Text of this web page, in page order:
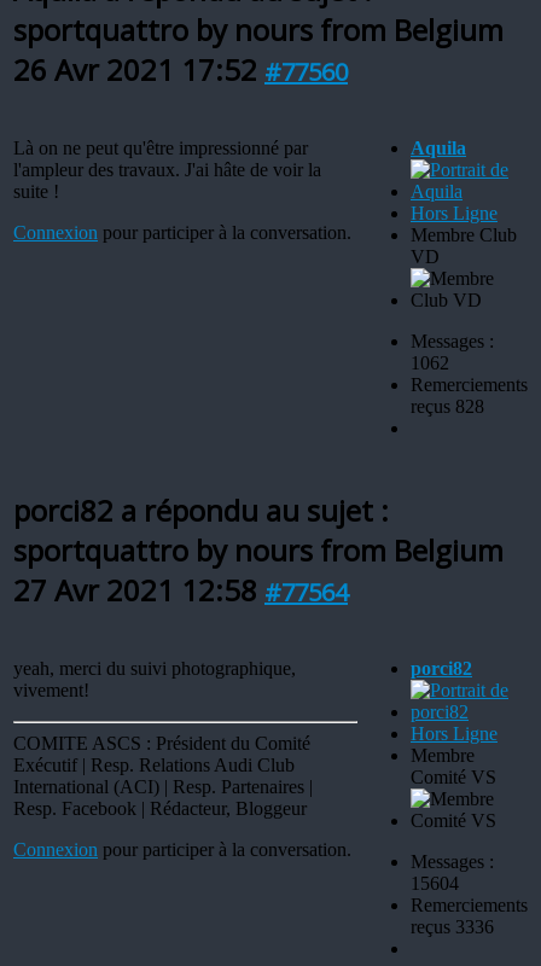
sportquattro by nours from Belgium
26 Avr 2021 17:52 #77560
Là on ne peut qu'être impressionné par
l'ampleur des travaux. J'ai hâte de voir la
suite !
Connexion pour participer à la conversation.
Aquila
Hors Ligne
Membre Club
VD
Messages :
1062
Remerciements
reçus 828
porci82 a répondu au sujet :
sportquattro by nours from Belgium
27 Avr 2021 12:58 #77564
yeah, merci du suivi photographique,
vivement!
COMITE ASCS : Président du Comité
Exécutif | Resp. Relations Audi Club
International (ACI) | Resp. Partenaires |
Resp. Facebook | Rédacteur, Bloggeur
Connexion pour participer à la conversation.
porci82
Hors Ligne
Membre
Comité VS
Messages :
15604
Remerciements
reçus 3336